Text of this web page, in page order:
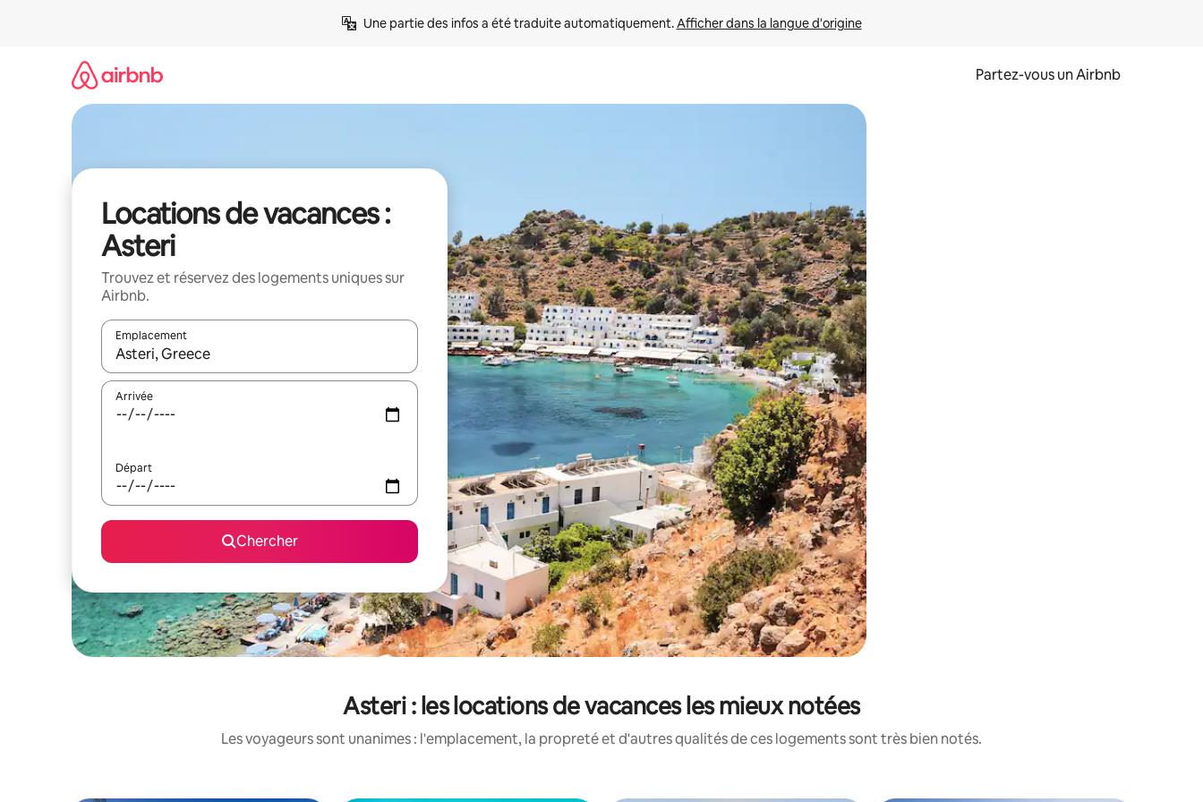
Une partie des infos a été traduite automatiquement. Afficher dans la langue d'origine
Partez-vous un Airbnb
Locations de vacances :
Asteri
Trouvez et réservez des logements uniques sur
Airbnb.
Emplacement
Quand les résultats sont affichés, parcourez-les en utilisant les flèches vers le haut et vers le bas, ou en appuyant dessus et en les faisant glisser.
Arrivée
Départ
Chercher
Asteri : les locations de vacances les mieux notées
Les voyageurs sont unanimes : l'emplacement, la propreté et d'autres qualités de ces logements sont très bien notés.